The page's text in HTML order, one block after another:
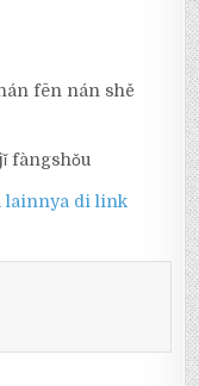
fēn nán shě
fàngshǒu
lainnya di link